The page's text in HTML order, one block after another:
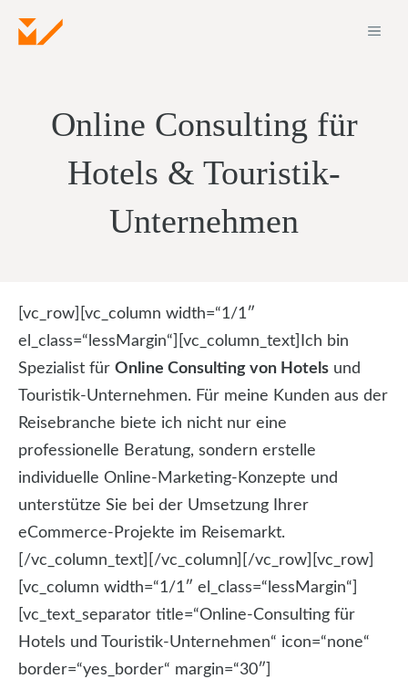
Inhalt
Online Consulting für
Hotels & Touristik-
Unternehmen
[vc_row][vc_column width=“1/1″
el_class=“lessMargin“][vc_column_text]Ich bin
Spezialist für Online Consulting von Hotels und
Touristik-Unternehmen. Für meine Kunden aus der
Reisebranche biete ich nicht nur eine
professionelle Beratung, sondern erstelle
individuelle Online-Marketing-Konzepte und
unterstütze Sie bei der Umsetzung Ihrer
eCommerce-Projekte im Reisemarkt.
[/vc_column_text][/vc_column][/vc_row][vc_row]
[vc_column width=“1/1″ el_class=“lessMargin“]
[vc_text_separator title=“Online-Consulting für
Hotels und Touristik-Unternehmen“ icon=“none“
border=“yes_border“ margin=“30″]